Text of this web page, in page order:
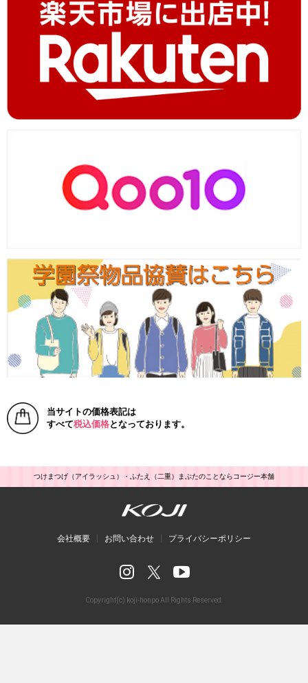
当サイトの価格表記は
すべて税込価格となっております。
つけまつげ（アイラッシュ）・ふたえ（二重）まぶたのことならコージー本舗
会社概要 お問い合わせ プライバシーポリシー
Copyright(c) koji-honpo All Rights Reserved.